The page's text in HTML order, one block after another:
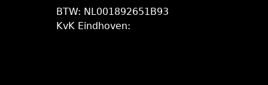
BTW: NL001892651B93
KvK Eindhoven: